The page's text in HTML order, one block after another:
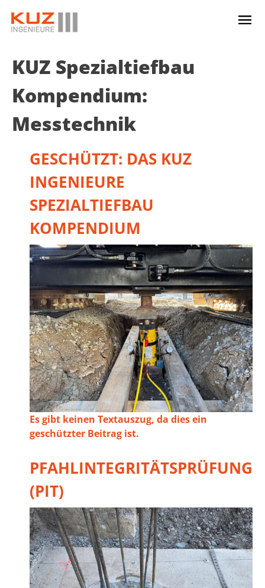
KUZ Spezialtiefbau
Kompendium:
Messtechnik
GESCHÜTZT: DAS KUZ
INGENIEURE
SPEZIALTIEFBAU
KOMPENDIUM
Es gibt keinen Textauszug, da dies ein
geschützter Beitrag ist.
PFAHLINTEGRITÄTSPRÜFUNG
(PIT)